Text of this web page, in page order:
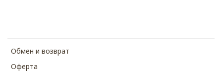
Обмен и возврат
Оферта